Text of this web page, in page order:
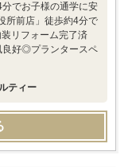
でお子様の通学に安
所前店」徒歩約4分で
リフォーム完了済
良好◎プランタースペ
ティー